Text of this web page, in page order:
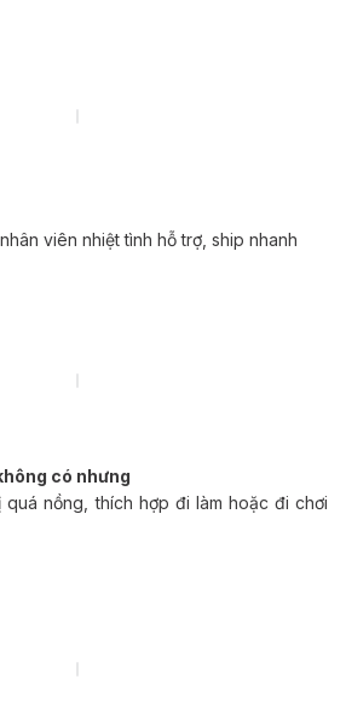
viên nhiệt tình hỗ trợ, ship nhanh
có nhưng
quá nồng, thích hợp đi làm hoặc đi chơi